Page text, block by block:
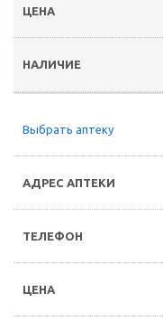
Выбрать аптеку